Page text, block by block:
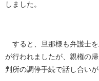
しました。
すると、旦那様も弁護士
が行われましたが、親権の
判所の調停手続で話し合い